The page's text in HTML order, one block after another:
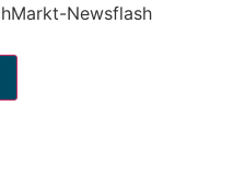
Newsflash